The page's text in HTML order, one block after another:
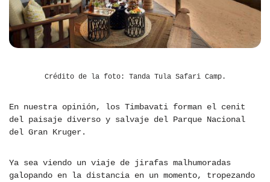
Crédito de la foto: Tanda Tula Safari Camp.
En nuestra opinión, los Timbavati forman el cenit
del paisaje diverso y salvaje del Parque Nacional
del Gran Kruger.
Ya sea viendo un viaje de jirafas malhumoradas
galopando en la distancia en un momento, tropezando